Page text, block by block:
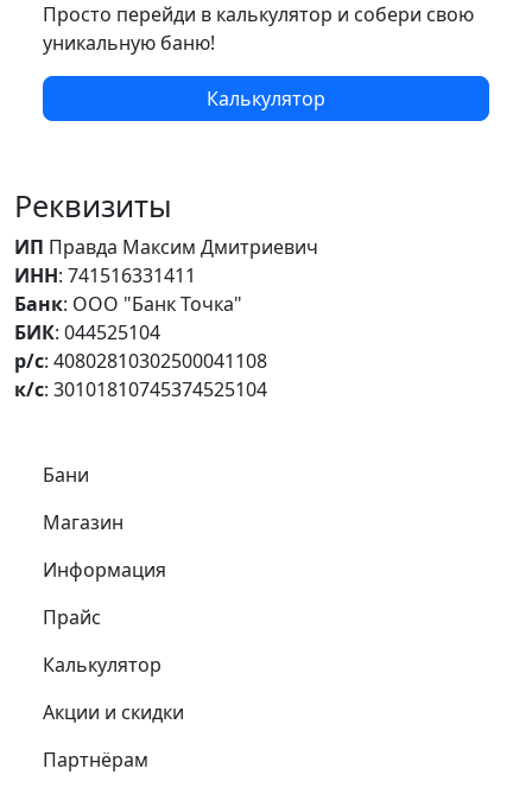
Просто перейди в калькулятор и собери свою
уникальную баню!
Калькулятор
Реквизиты
ИП Правда Максим Дмитриевич
ИНН: 741516331411
Банк: ООО "Банк Точка"
БИК: 044525104
р/с: 40802810302500041108
к/с: 30101810745374525104
Самое важное
Бани
Магазин
Информация
Прайс
Калькулятор
Акции и скидки
Партнёрам